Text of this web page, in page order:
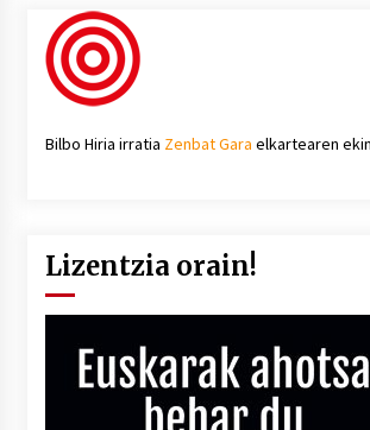
Bilbo Hiria irratia Zenbat Gara elkartearen
Lizentzia orain!